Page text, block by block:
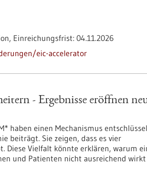
Einreichungsfrist: 04.11.2026
eic-accelerator
- Ergebnisse eröffnen
haben einen Mechanismus
beiträgt. Sie zeigen, dass es vier
Diese Vielfalt könnte erklären, warum
und Patienten nicht ausreichend